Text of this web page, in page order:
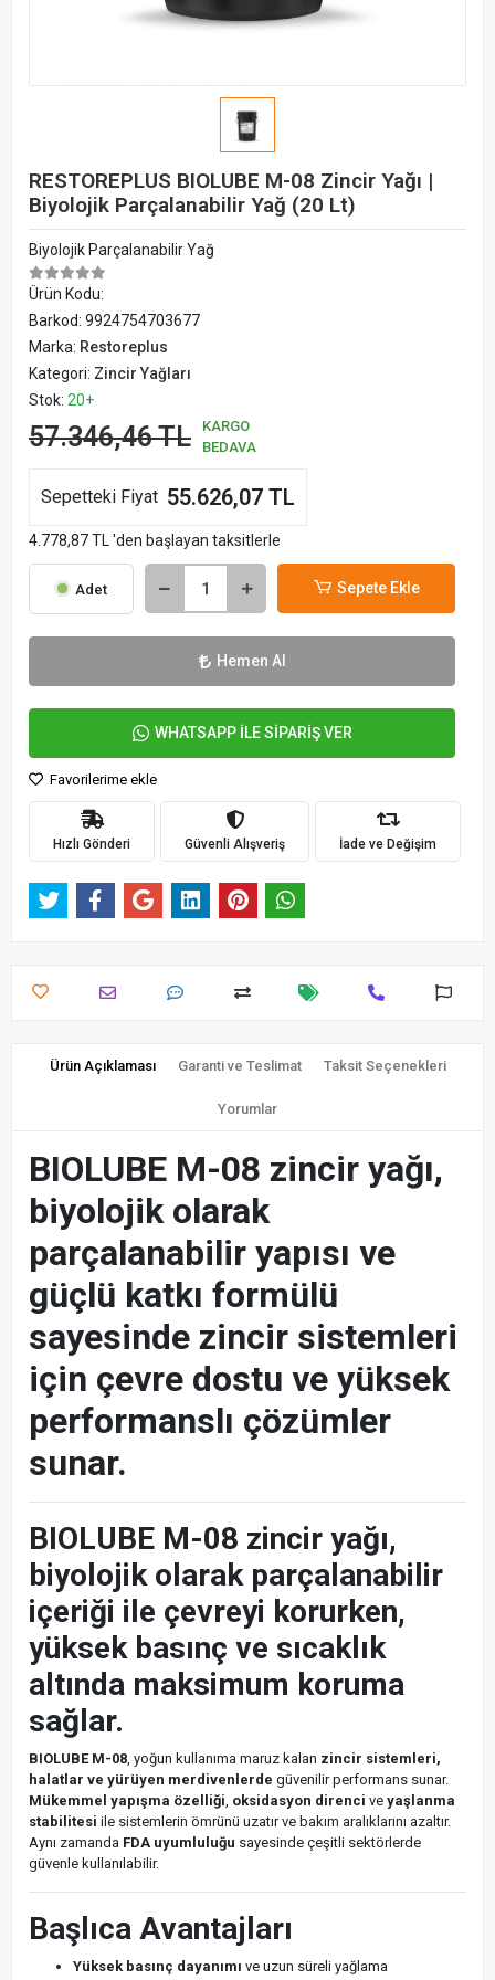
RESTOREPLUS BIOLUBE M-08 Zincir Yağı |
Biyolojik Parçalanabilir Yağ (20 Lt)
Biyolojik Parçalanabilir Yağ
Ürün Kodu:
Barkod: 9924754703677
Marka: Restoreplus
Kategori: Zincir Yağları
Stok: 20+
57.346,46 TL
KARGO
BEDAVA
Sepetteki Fiyat 55.626,07 TL
4.778,87 TL 'den başlayan taksitlerle
Adet Sepete Ekle
Hemen Al
WHATSAPP İLE SİPARİŞ VER
Favorilerime ekle
Hızlı Gönderi Güvenli Alışveriş İade ve Değişim
Ürün Açıklaması Garanti ve Teslimat Taksit Seçenekleri
Yorumlar
BIOLUBE M-08 zincir yağı,
biyolojik olarak
parçalanabilir yapısı ve
güçlü katkı formülü
sayesinde zincir sistemleri
için çevre dostu ve yüksek
performanslı çözümler
sunar.
BIOLUBE M-08 zincir yağı,
biyolojik olarak parçalanabilir
içeriği ile çevreyi korurken,
yüksek basınç ve sıcaklık
altında maksimum koruma
sağlar.
BIOLUBE M-08, yoğun kullanıma maruz kalan zincir sistemleri,
halatlar ve yürüyen merdivenlerde güvenilir performans sunar.
Mükemmel yapışma özelliği, oksidasyon direnci ve yaşlanma
stabilitesi ile sistemlerin ömrünü uzatır ve bakım aralıklarını azaltır.
Aynı zamanda FDA uyumluluğu sayesinde çeşitli sektörlerde
güvenle kullanılabilir.
Başlıca Avantajları
Yüksek basınç dayanımı ve uzun süreli yağlama